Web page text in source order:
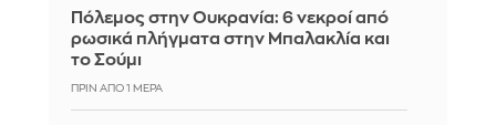
Πόλεμος στην Ουκρανία: 6 νεκροί από
ρωσικά πλήγματα στην Μπαλακλία και
το Σούμι
ΠΡΙΝ ΑΠΌ 1 ΜΈΡΑ